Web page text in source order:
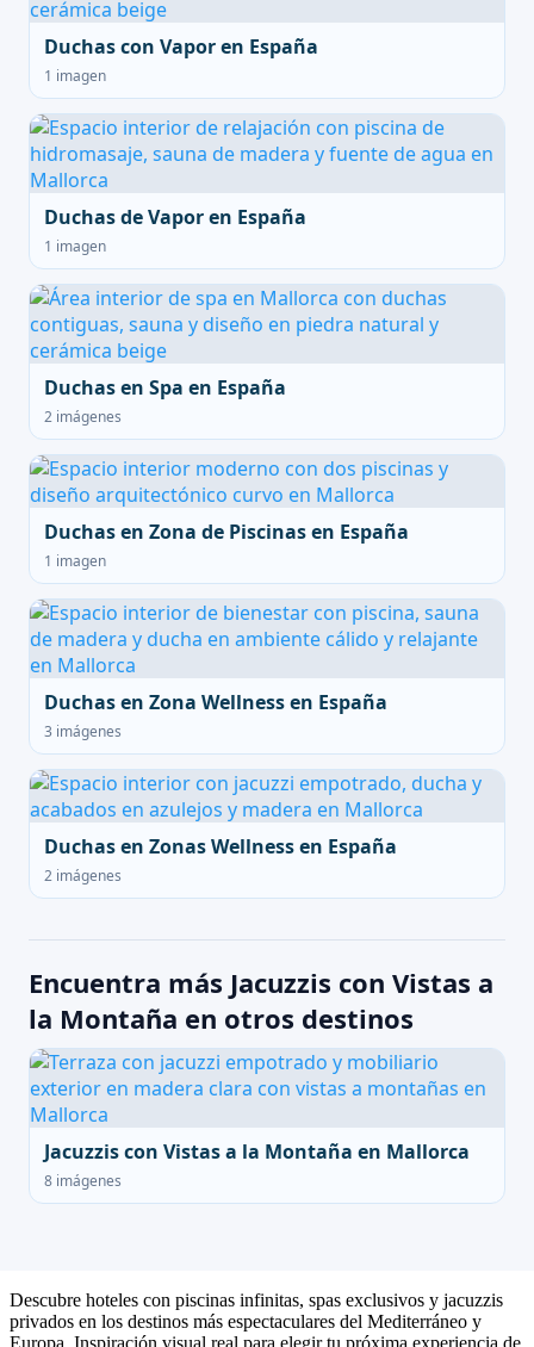
Duchas con Vapor en España
1 imagen
Duchas de Vapor en España
1 imagen
Duchas en Spa en España
2 imágenes
Duchas en Zona de Piscinas en España
1 imagen
Duchas en Zona Wellness en España
3 imágenes
Duchas en Zonas Wellness en España
2 imágenes
Encuentra más Jacuzzis con Vistas a
la Montaña en otros destinos
Jacuzzis con Vistas a la Montaña en Mallorca
8 imágenes
Descubre hoteles con piscinas infinitas, spas exclusivos y jacuzzis
privados en los destinos más espectaculares del Mediterráneo y
Europa. Inspiración visual real para elegir tu próxima experiencia de